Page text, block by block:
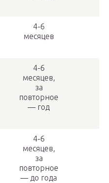
4-6
месяцев
4-6
месяцев,
за
повторное
— год
4-6
месяцев,
за
повторное
— до года